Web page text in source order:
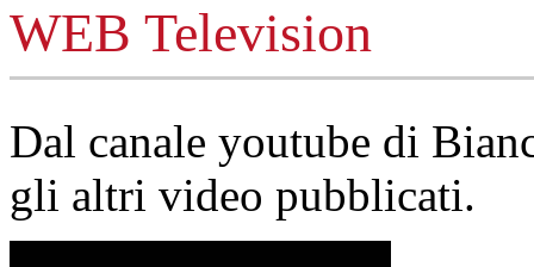
WEB Television
Dal canale youtube di
gli altri video pubblicati.